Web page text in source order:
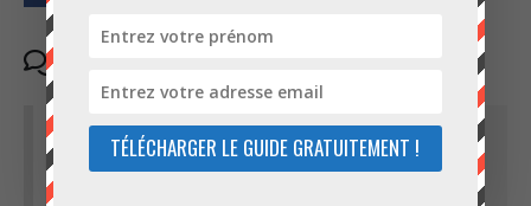
Myriam LELEU Répondre
Bonjour,
TÉLÉCHARGER LE GUIDE GRATUITEMENT !